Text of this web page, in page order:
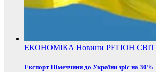
ЕКОНОМІКА Новини РЕГІОН СВІТ
Експорт Німеччини до України зріс на 30%